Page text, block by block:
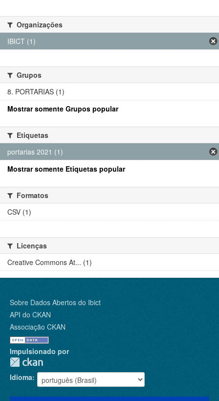
Organizações
IBICT (1)
Grupos
8. PORTARIAS (1)
Mostrar somente Grupos popular
Etiquetas
portarias 2021 (1)
Mostrar somente Etiquetas popular
Formatos
CSV (1)
Licenças
Creative Commons At... (1)
Sobre Dados Abertos do Ibict
API do CKAN
Associação CKAN
Impulsionado por
Idioma